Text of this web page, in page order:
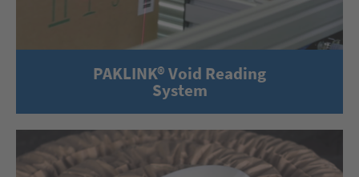
PAKLINK® Void Reading
System